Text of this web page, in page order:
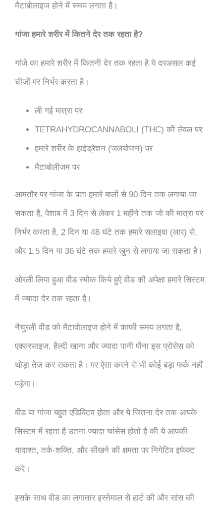
मैटाबोलाइज होने में समय लगता है।
गांजा हमारे शरीर में कितने देर तक रहता है?
गांजे का हमारे शरीर में कितनी देर तक रहता है ये दरअसल कई
चीजों पर निर्भर करता है।
ली गई मात्रा पर
TETRAHYDROCANNABOLI (THC) की लेवल पर
हमारे शरीर के हाईड्रेशन (जलयोजन) पर
मैटाबोलीजम पर
आमतौर पर गांजा के पता हमारे बालों से 90 दिन तक लगाया जा
सकता है, पेशाब में 3 दिन से लेकर 1 महीने तक जो की मात्रा पर
निर्भर करता है, 2 दिन या 48 घंटे तक हमारे सलाइवा (लार) से,
और 1.5 दिन या 36 घंटे तक हमारे खुन से लगाया जा सकता है।
ओरली लिया हुआ वीड स्मोक किये हुऐ वीड की अपेक्षा हमारे सिस्टम
में ज्यादा देर तक रहता है।
नैचुरली वीड को मैटावोलाइज होने में काफी समय लगता है,
एक्सरसाइज, हैल्दी खाना और ज्यादा पानी पीना इस प्रोसेस को
थोड़ा तेज कर सकता है। पर ऐसा करने से भी कोई बड़ा फर्क नहीं
पड़ेगा।
वीड या गांजा बहुत एडिक्टिव होता और ये जितना देर तक आपके
सिस्टम में रहता है उतना ज्यादा चांसेस होतो है की ये आपकी
यादाश्त, तर्क-शक्ति, और सीखने की क्षमता पर निगेटिव इफेक्ट
करे।
इसके साथ वीड का लगातार इस्तेमाल से हार्ट की और सांस की